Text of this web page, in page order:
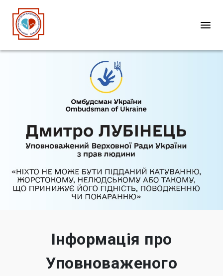
Інформація про
Уповноваженого